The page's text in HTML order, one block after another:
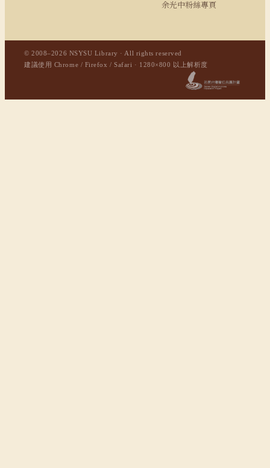
余光中粉絲專頁
© 2008–2026 NSYSU Library · All rights reserved
建議使用 Chrome / Firefox / Safari · 1280×800 以上解析度